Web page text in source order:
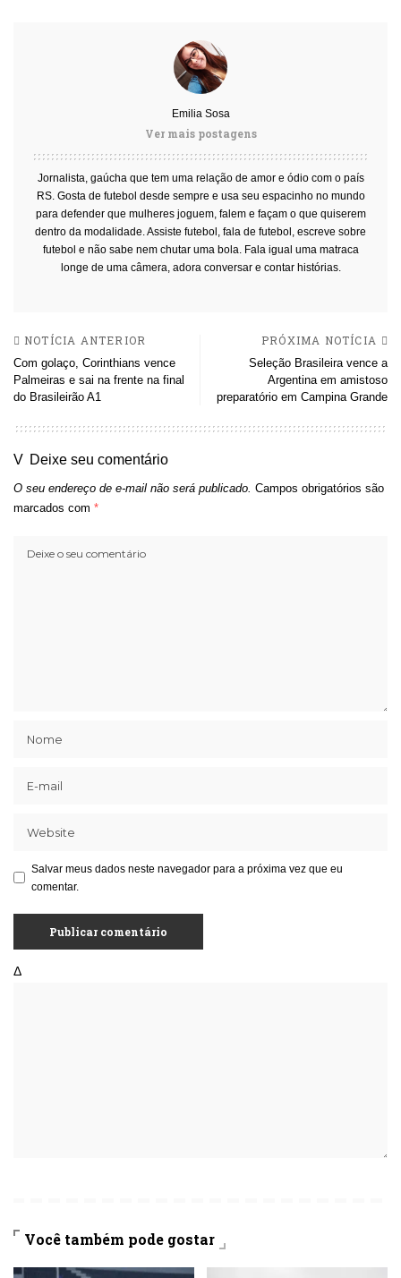
Emilia Sosa
Ver mais postagens
Jornalista, gaúcha que tem uma relação de amor e ódio com o país
RS. Gosta de futebol desde sempre e usa seu espacinho no mundo
para defender que mulheres joguem, falem e façam o que quiserem
dentro da modalidade. Assiste futebol, fala de futebol, escreve sobre
futebol e não sabe nem chutar uma bola. Fala igual uma matraca
longe de uma câmera, adora conversar e contar histórias.
NOTÍCIA ANTERIOR
Com golaço, Corinthians vence
Palmeiras e sai na frente na final
do Brasileirão A1
PRÓXIMA NOTÍCIA
Seleção Brasileira vence a
Argentina em amistoso
preparatório em Campina Grande
Deixe seu comentário
O seu endereço de e-mail não será publicado. Campos obrigatórios são
marcados com *
Salvar meus dados neste navegador para a próxima vez que eu
comentar.
Δ
Você também pode gostar